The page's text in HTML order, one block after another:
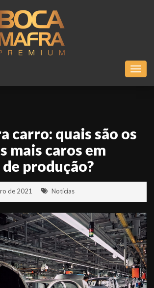
carro: quais são os
mais caros em
produção?
de 2021 Notícias